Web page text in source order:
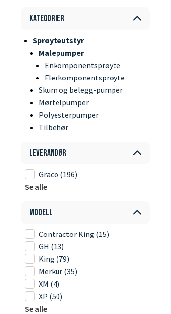
Kategorier
Sprøyteutstyr
Malepumper
Enkomponentsprøyte
Flerkomponentsprøyte
Skum og belegg-pumper
Mørtelpumper
Polyesterpumper
Tilbehør
Leverandør
Graco (196)
Se alle
Modell
Contractor King (15)
GH (13)
King (79)
Merkur (35)
XM (4)
XP (50)
Se alle